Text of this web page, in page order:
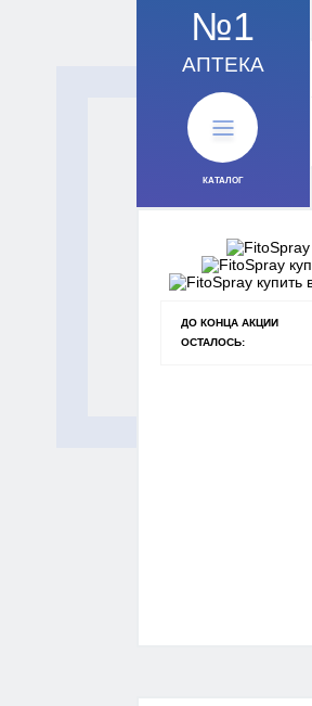
КАТАЛОГ
№1
АПТЕКА
ДО КОНЦА АКЦИИ
ОСТАЛОСЬ: